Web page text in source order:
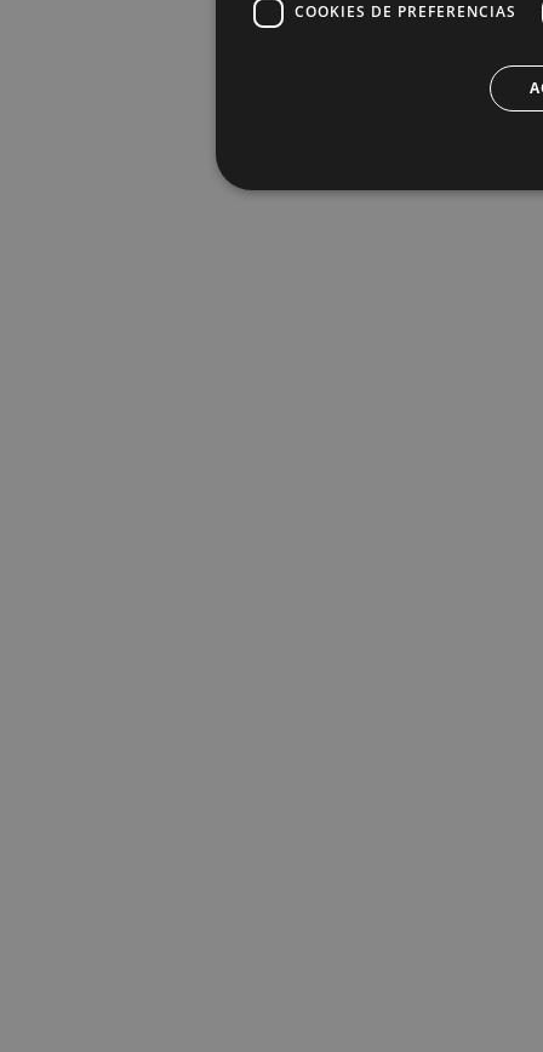
COOKIES DE PREFERENCIAS